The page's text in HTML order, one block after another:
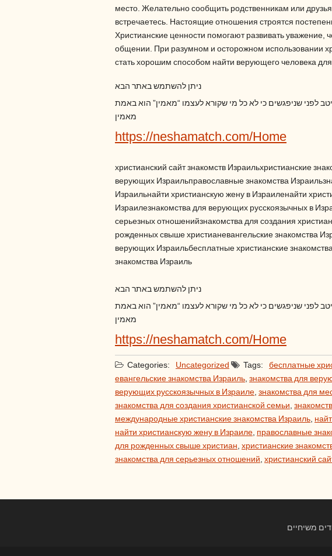
место. Желательно сообщить родственникам или
встречаетесь. Настоящие отношения строятся
Христианские ценности помогают развивать уважение,
общении. При разумном и осторожном использовании
стать хорошим способом найти верующего человека
ניתן להשתמש באתר הבא
לפני שניפגשים כי לא כל מי שקורא לעצמו “מאמין” הוא באמת
מאמין
https://neshamatch.com/Home
христианский сайт знакомств Израильхристианские
верующих Израильправославные знакомства
Израильнайти христианскую жену в Израиленайти
Израилезнакомства для верующих русскоязычных в
серьезных отношенийзнакомства для создания
рожденных свыше христианевангельские знакомства
верующих Израильбесплатные христианские
знакомства Израиль
ניתן להשתמש באתר הבא
לפני שניפגשים כי לא כל מי שקורא לעצמו “מאמין” הוא באמת
מאמין
https://neshamatch.com/Home
Categories: Uncategorized Tags: бесплатные
евангельские знакомства Израиль, знакомства для
верующих русскоязычных в Израиле, знакомства для
знакомства для создания христианской семьи,
международные христианские знакомства Израиль,
найти христианскую жену в Израиле, православные
для рожденных свыше христиан, христианские
знакомства для серьезных отношений, христианский
משיחיים